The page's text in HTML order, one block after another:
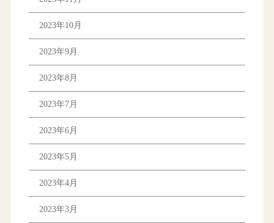
2023年10月
2023年9月
2023年8月
2023年7月
2023年6月
2023年5月
2023年4月
2023年3月